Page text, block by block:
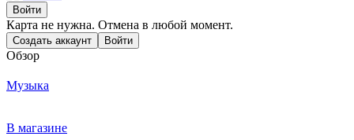
Войти
Карта не нужна. Отмена в любой момент.
Создать аккаунт Войти
Обзор
Музыка
В магазине